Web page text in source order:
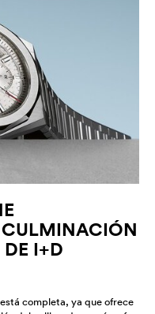
I+D
completa, ya que ofrece